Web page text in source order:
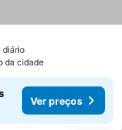
diário
da cidade
Ver preços